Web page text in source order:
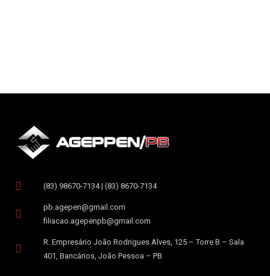
(83) 98670-7134 | (83) 8670-7134
pb.agepen@gmail.com
filiacao.agepenpb@gmail.com
R. Empresário João Rodrigues Alves, 125 – Torre B – Sala
401, Bancários, João Pessoa – PB